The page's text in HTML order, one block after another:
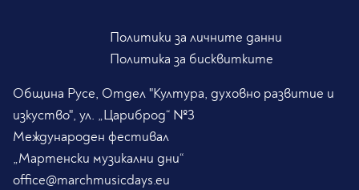
Политики за личните данни
Политика за бисквитките
Община Русе, Отдел "Култура, духовно развитие и
изкуство", ул. „Цариброд“ №3
Международен фестивал
„Мартенски музикални дни“
office@marchmusicdays.eu